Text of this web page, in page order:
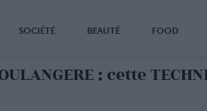
SOCIÉTÉ BEAUTÉ FOOD
: cette